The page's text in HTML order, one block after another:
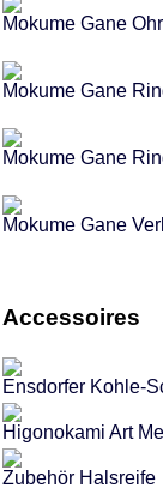
Mokume Gane
Mokume Gane
Mokume Gane
Mokume Gane
Accessoires
Ensdorfer Kohle-
Higonokami Art
Zubehör Halsreife